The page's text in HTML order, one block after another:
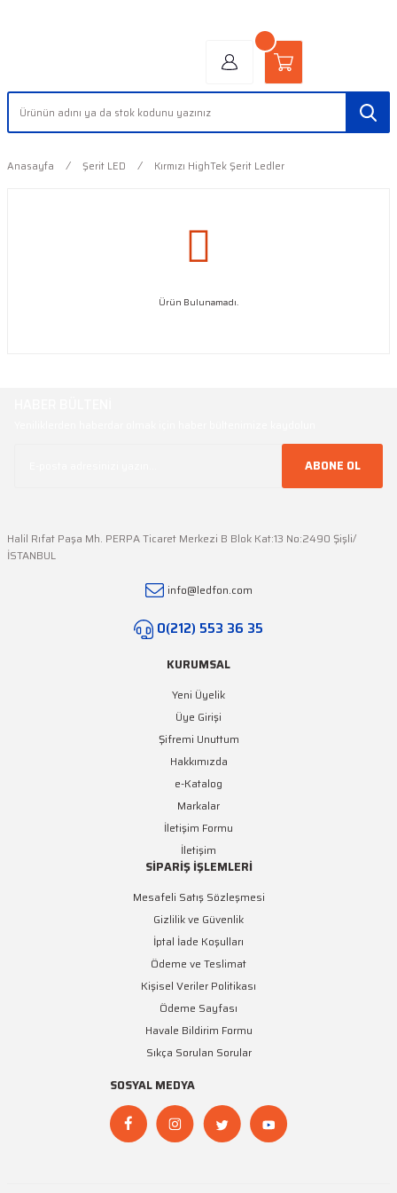
Anasayfa Şerit LED Kırmızı HighTek Şerit Ledler
Ürün Bulunamadı.
ABONE OL
Halil Rıfat Paşa Mh. PERPA Ticaret Merkezi B Blok Kat:13 No:2490 Şişli/
İSTANBUL
info@ledfon.com
0(212) 553 36 35
KURUMSAL
Yeni Üyelik
Üye Girişi
Şifremi Unuttum
Hakkımızda
e-Katalog
Markalar
İletişim Formu
İletişim
SİPARİŞ İŞLEMLERİ
Mesafeli Satış Sözleşmesi
Gizlilik ve Güvenlik
İptal İade Koşulları
Ödeme ve Teslimat
Kişisel Veriler Politikası
Ödeme Sayfası
Havale Bildirim Formu
Sıkça Sorulan Sorular
SOSYAL MEDYA